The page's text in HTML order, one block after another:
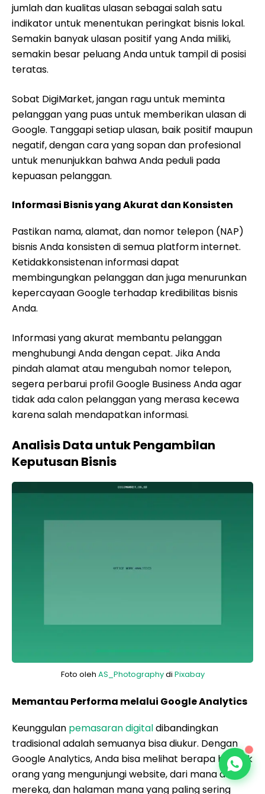
jumlah dan kualitas ulasan sebagai salah satu
indikator untuk menentukan peringkat bisnis lokal.
Semakin banyak ulasan positif yang Anda miliki,
semakin besar peluang Anda untuk tampil di posisi
teratas.
Sobat DigiMarket, jangan ragu untuk meminta
pelanggan yang puas untuk memberikan ulasan di
Google. Tanggapi setiap ulasan, baik positif maupun
negatif, dengan cara yang sopan dan profesional
untuk menunjukkan bahwa Anda peduli pada
kepuasan pelanggan.
Informasi Bisnis yang Akurat dan Konsisten
Pastikan nama, alamat, dan nomor telepon (NAP)
bisnis Anda konsisten di semua platform internet.
Ketidakkonsistenan informasi dapat
membingungkan pelanggan dan juga menurunkan
kepercayaan Google terhadap kredibilitas bisnis
Anda.
Informasi yang akurat membantu pelanggan
menghubungi Anda dengan cepat. Jika Anda
pindah alamat atau mengubah nomor telepon,
segera perbarui profil Google Business Anda agar
tidak ada calon pelanggan yang merasa kecewa
karena salah mendapatkan informasi.
Analisis Data untuk Pengambilan
Keputusan Bisnis
Foto oleh AS_Photographydi Pixabay
Memantau Performa melalui Google Analytics
Keunggulan pemasaran digitaldibandingkan
tradisional adalah semuanya bisa diukur. Dengan
Google Analytics, Anda bisa melihat berapa banyak
orang yang mengunjungi website, dari mana asal
mereka, dan halaman mana yang paling sering